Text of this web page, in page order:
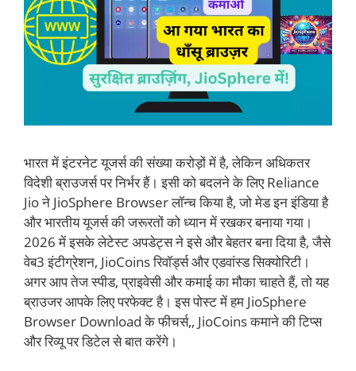
भारत में इंटरनेट यूजर्स की संख्या करोड़ों में है, लेकिन अधिकतर
विदेशी ब्राउजर्स पर निर्भर हैं। इसी को बदलने के लिए Reliance
Jio ने JioSphere Browser लॉन्च किया है, जो मेड इन इंडिया है
और भारतीय यूजर्स की जरूरतों को ध्यान में रखकर बनाया गया।
2026 में इसके लेटेस्ट अपडेट्स ने इसे और बेहतर बना दिया है, जैसे
वेब3 इंटीग्रेशन, JioCoins रिवॉर्ड्स और एडवांस्ड सिक्योरिटी।
अगर आप तेज स्पीड, प्राइवेसी और कमाई का मौका चाहते हैं, तो यह
ब्राउजर आपके लिए परफेक्ट है। इस पोस्ट में हम JioSphere
Browser Download के फीचर्स,, JioCoins कमाने की टिप्स
और रिव्यू पर डिटेल से बात करेंगे।